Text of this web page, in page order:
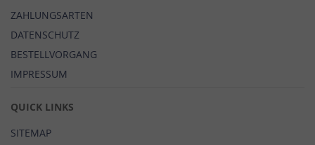
ZAHLUNGSARTEN
DATENSCHUTZ
BESTELLVORGANG
IMPRESSUM
QUICK LINKS
SITEMAP